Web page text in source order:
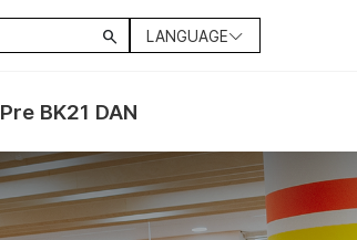
search LANGUAGE
Pre BK21 DAN